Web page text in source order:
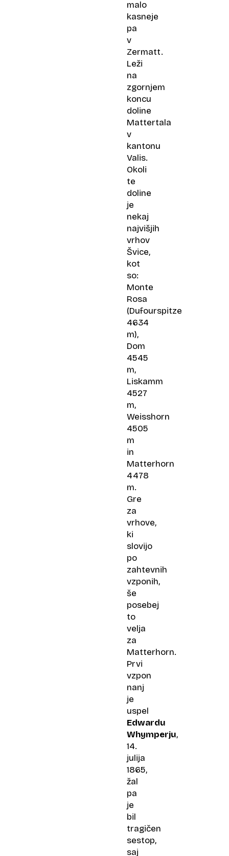
malo
kasneje
pa
v
Zermatt.
Leži
na
zgornjem
koncu
doline
Mattertala
v
kantonu
Valis.
Okoli
te
doline
je
nekaj
najvišjih
vrhov
Švice,
kot
so:
Monte
Rosa
(Dufourspitze
4634
m),
Dom
4545
m,
Liskamm
4527
m,
Weisshorn
4505
m
in
Matterhorn
4478
m.
Gre
za
vrhove,
ki
slovijo
po
zahtevnih
vzponih,
še
posebej
to
velja
za
Matterhorn.
Prvi
vzpon
nanj
je
uspel
Edwardu
Whymperju,
14.
julija
1865,
žal
pa
je
bil
tragičen
sestop,
saj